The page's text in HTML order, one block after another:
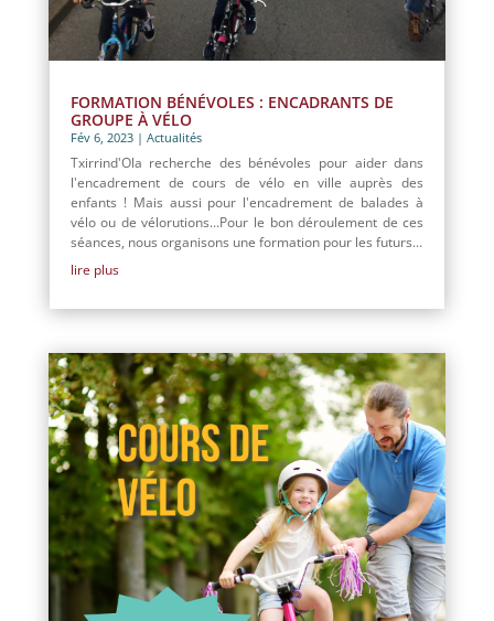
FORMATION BÉNÉVOLES : ENCADRANTS DE
GROUPE À VÉLO
Fév 6, 2023| Actualités
Txirrind'Ola recherche des bénévoles pour aider dans
l'encadrement de cours de vélo en ville auprès des
enfants ! Mais aussi pour l'encadrement de balades à
vélo ou de vélorutions...Pour le bon déroulement de ces
séances, nous organisons une formation pour les futurs...
lire plus